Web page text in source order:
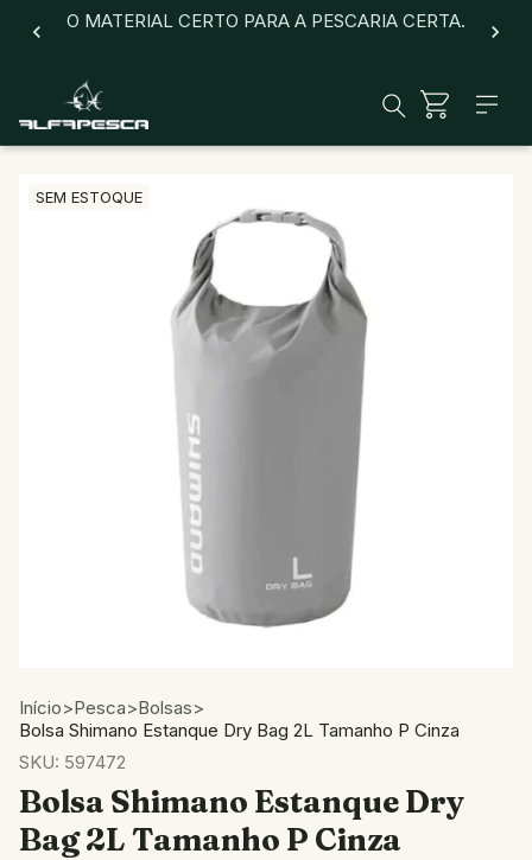
O MATERIAL CERTO PARA A PESCARIA CERTA.
SEM ESTOQUE
Início>Pesca>Bolsas>
Bolsa Shimano Estanque Dry Bag 2L Tamanho P Cinza
SKU: 597472
Bolsa Shimano Estanque Dry
Bag 2L Tamanho P Cinza